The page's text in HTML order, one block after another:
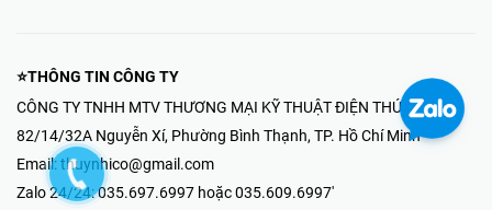
⭐THÔNG TIN CÔNG TY
CÔNG TY TNHH MTV THƯƠNG MẠI KỸ THUẬT ĐIỆN THÚY NHI
82/14/32A Nguyễn Xí, Phường Bình Thạnh, TP. Hồ Chí Minh
Email: thuynhico@gmail.com
Zalo 24/24:035.697.6997 hoặc 035.609.6997'